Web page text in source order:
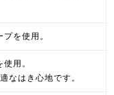
を使用。
用。
なはき心地です。